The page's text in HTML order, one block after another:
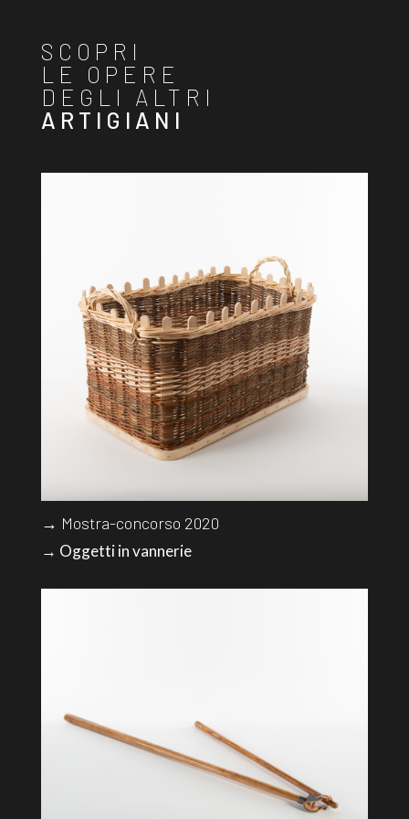
SCOPRI
LE OPERE
DEGLI ALTRI
ARTIGIANI
→ Mostra-concorso 2020
→ Oggetti in vannerie